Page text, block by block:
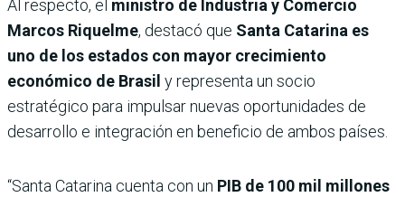
Al respecto, el ministro de Industria y Comercio
Marcos Riquelme, destacó que Santa Catarina es
uno de los estados con mayor crecimiento
económico de Brasil y representa un socio
estratégico para impulsar nuevas oportunidades de
desarrollo e integración en beneficio de ambos países.
“Santa Catarina cuenta con un PIB de 100 mil millones